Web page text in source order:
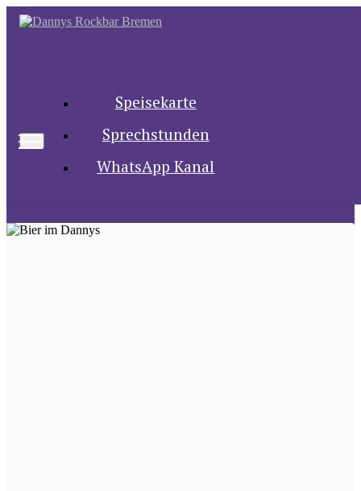
Speisekarte
Sprechstunden
WhatsApp Kanal
Unsere Speisekarte